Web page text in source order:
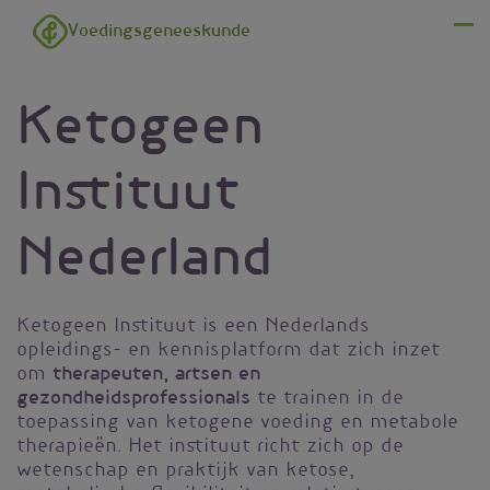
Overslaan en naar de inhoud gaan
Voedingsgeneeskunde
Ketogeen
Instituut ​​​​
Nederland
Ketogeen Instituut is een Nederlands
opleidings- en kennisplatform dat zich inzet
om therapeuten, artsen en
gezondheidsprofessionals te trainen in de
toepassing van ketogene voeding en metabole
therapieën. Het instituut richt zich op de
wetenschap en praktijk van ketose,